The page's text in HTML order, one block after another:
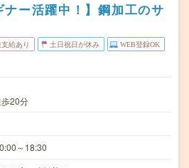
ナー活躍中！】鋼加工のサ
給あり 土日祝日が休み WEB登録OK
20分
～18:30